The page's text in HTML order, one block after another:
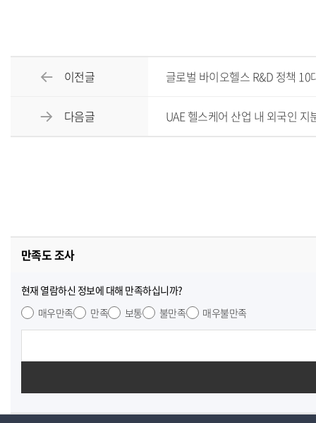
이전글 글로벌 바이오헬스 R&D 정책 10
다음글 UAE 헬스케어 산업 내 외국인 지
만족도 조사
현재 열람하신 정보에 대해 만족하십니까?
매우만족
만족 보통 불만족 매우불만족